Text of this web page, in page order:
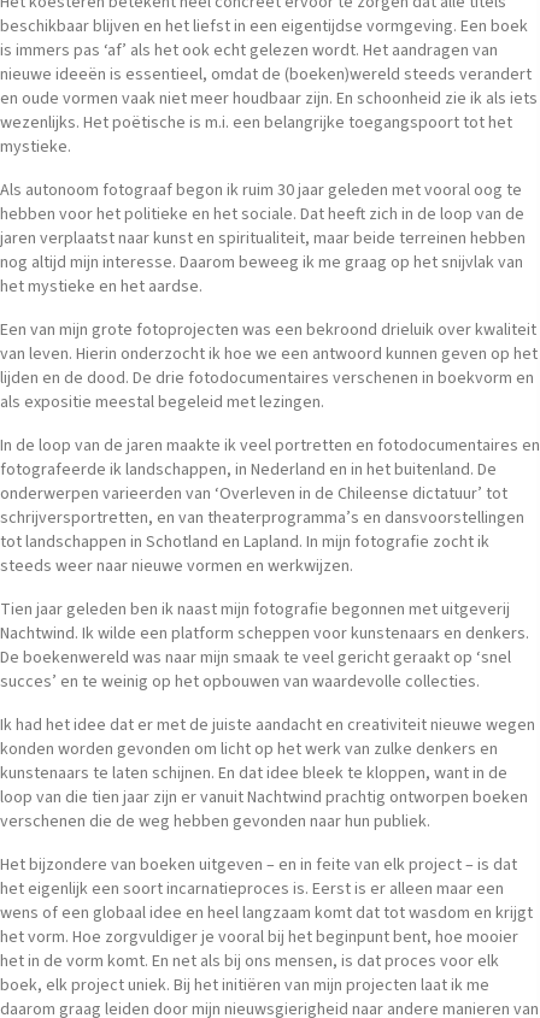
beschikbaar blijven en het liefst in een eigentijdse vormgeving. Een boek
is immers pas ‘af’ als het ook echt gelezen wordt. Het aandragen van
nieuwe ideeën is essentieel, omdat de (boeken)wereld steeds verandert
en oude vormen vaak niet meer houdbaar zijn. En schoonheid zie ik als iets
wezenlijks. Het poëtische is m.i. een belangrijke toegangspoort tot het
mystieke.
Als autonoom fotograaf begon ik ruim 30 jaar geleden met vooral oog te
hebben voor het politieke en het sociale. Dat heeft zich in de loop van de
jaren verplaatst naar kunst en spiritualiteit, maar beide terreinen hebben
nog altijd mijn interesse. Daarom beweeg ik me graag op het snijvlak van
het mystieke en het aardse.
Een van mijn grote fotoprojecten was een bekroond drieluik over kwaliteit
van leven. Hierin onderzocht ik hoe we een antwoord kunnen geven op het
lijden en de dood. De drie fotodocumentaires verschenen in boekvorm en
als expositie meestal begeleid met lezingen.
In de loop van de jaren maakte ik veel portretten en fotodocumentaires en
fotografeerde ik landschappen, in Nederland en in het buitenland. De
onderwerpen varieerden van ‘Overleven in de Chileense dictatuur’ tot
schrijversportretten, en van theaterprogramma’s en dansvoorstellingen
tot landschappen in Schotland en Lapland. In mijn fotografie zocht ik
steeds weer naar nieuwe vormen en werkwijzen.
Tien jaar geleden ben ik naast mijn fotografie begonnen met uitgeverij
Nachtwind. Ik wilde een platform scheppen voor kunstenaars en denkers.
De boekenwereld was naar mijn smaak te veel gericht geraakt op ‘snel
succes’ en te weinig op het opbouwen van waardevolle collecties.
Ik had het idee dat er met de juiste aandacht en creativiteit nieuwe wegen
konden worden gevonden om licht op het werk van zulke denkers en
kunstenaars te laten schijnen. En dat idee bleek te kloppen, want in de
loop van die tien jaar zijn er vanuit Nachtwind prachtig ontworpen boeken
verschenen die de weg hebben gevonden naar hun publiek.
Het bijzondere van boeken uitgeven – en in feite van elk project – is dat
het eigenlijk een soort incarnatieproces is. Eerst is er alleen maar een
wens of een globaal idee en heel langzaam komt dat tot wasdom en krijgt
het vorm. Hoe zorgvuldiger je vooral bij het beginpunt bent, hoe mooier
het in de vorm komt. En net als bij ons mensen, is dat proces voor elk
boek, elk project uniek. Bij het initiëren van mijn projecten laat ik me
daarom graag leiden door mijn nieuwsgierigheid naar andere manieren van